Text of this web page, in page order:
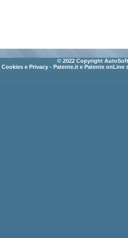
© 2022 Copyright
Cookies e Privacy - Patente.it e Patente onLine